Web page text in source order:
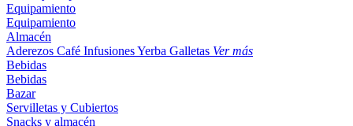
Equipamiento
Equipamiento
Almacén
Aderezos Café InfusionesYerba Galletas Ver más
Bebidas
Bebidas
Bazar
Servilletas y Cubiertos
Snacks y almacén